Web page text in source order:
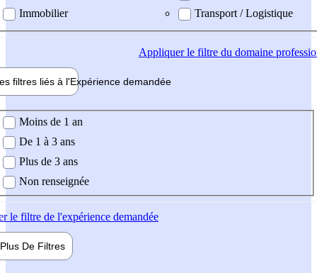
Immobilier
Transport / Logistique
Appliquerle filtre du domaine
filtres liés à l'Expérience demandée
demandée
Moins de 1 an
De 1 à 3 ans
Plus de 3 ans
Non renseignée
le filtre de l'expérience demandée
Plus De Filtres